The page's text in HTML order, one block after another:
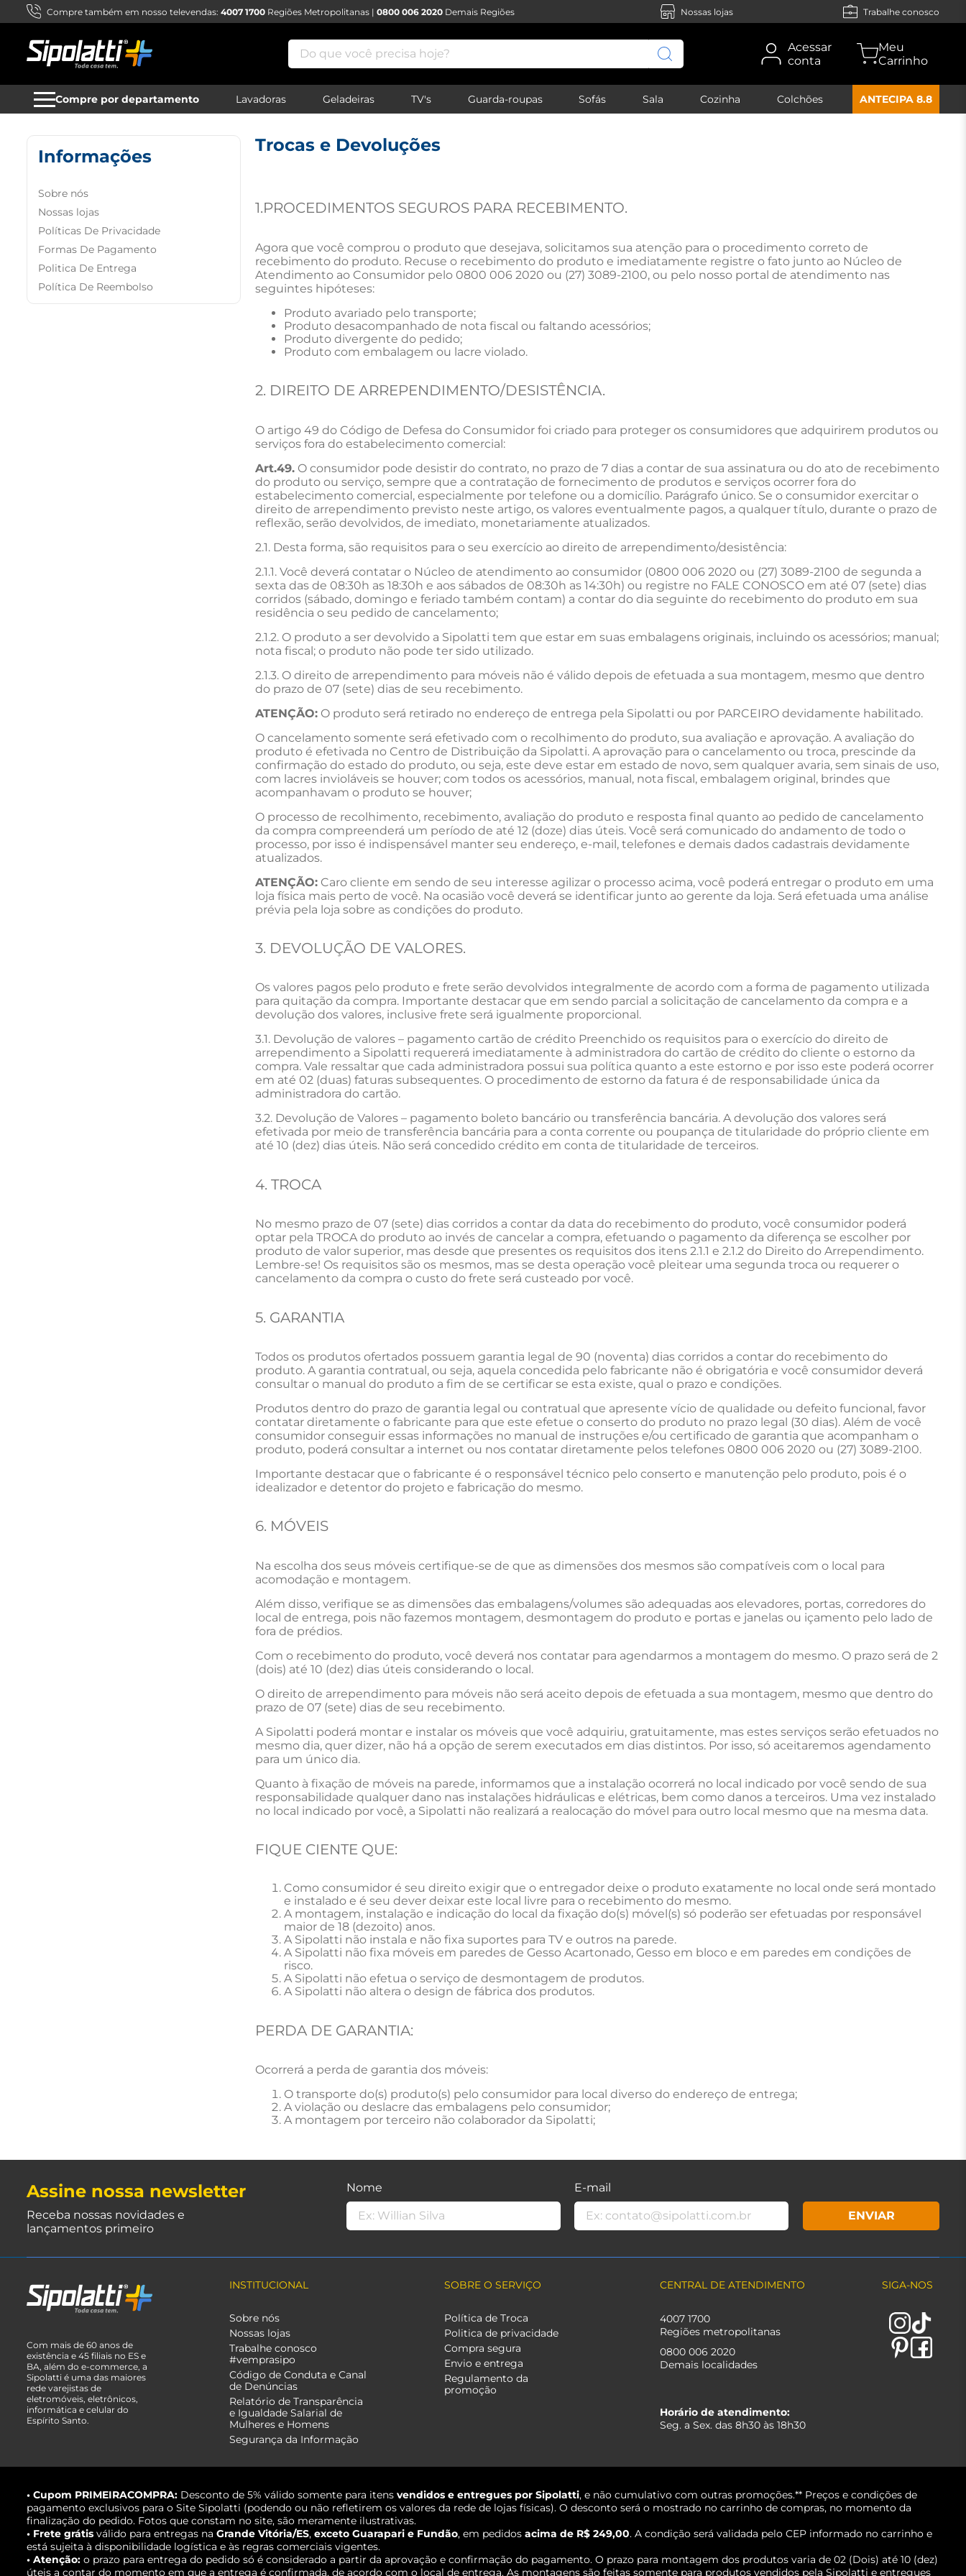
Compre também em nosso televendas: 4007 1700 Regiões Metropolitanas | 0800 006 2020 Demais Regiões Nossas lojas Trabalhe conosco
Do que você precisa hoje?
Acessar
conta
Compre por departamento Lavadoras Geladeiras TV's Guarda-roupas Sofás Sala Cozinha Colchões ANTECIPA 8.8
Informações
Sobre nós
Nossas lojas
Políticas De Privacidade
Formas De Pagamento
Politica De Entrega
Política De Reembolso
Trocas e Devoluções
1.PROCEDIMENTOS SEGUROS PARA RECEBIMENTO.
Agora que você comprou o produto que desejava, solicitamos sua atenção para o procedimento correto de
recebimento do produto. Recuse o recebimento do produto e imediatamente registre o fato junto ao Núcleo de
Atendimento ao Consumidor pelo 0800 006 2020 ou (27) 3089-2100, ou pelo nosso portal de atendimento nas
seguintes hipóteses:
Produto avariado pelo transporte;
Produto desacompanhado de nota fiscal ou faltando acessórios;
Produto divergente do pedido;
Produto com embalagem ou lacre violado.
2. DIREITO DE ARREPENDIMENTO/DESISTÊNCIA.
O artigo 49 do Código de Defesa do Consumidor foi criado para proteger os consumidores que adquirirem produtos ou
serviços fora do estabelecimento comercial:
Art.49.O consumidor pode desistir do contrato, no prazo de 7 dias a contar de sua assinatura ou do ato de recebimento
do produto ou serviço, sempre que a contratação de fornecimento de produtos e serviços ocorrer fora do
estabelecimento comercial, especialmente por telefone ou a domicílio. Parágrafo único. Se o consumidor exercitar o
direito de arrependimento previsto neste artigo, os valores eventualmente pagos, a qualquer título, durante o prazo de
reflexão, serão devolvidos, de imediato, monetariamente atualizados.
2.1. Desta forma, são requisitos para o seu exercício ao direito de arrependimento/desistência:
2.1.1. Você deverá contatar o Núcleo de atendimento ao consumidor (0800 006 2020 ou (27) 3089-2100 de segunda a
sexta das de 08:30h as 18:30h e aos sábados de 08:30h as 14:30h) ou registre no FALE CONOSCO em até 07 (sete) dias
corridos (sábado, domingo e feriado também contam) a contar do dia seguinte do recebimento do produto em sua
residência o seu pedido de cancelamento;
2.1.2. O produto a ser devolvido a Sipolatti tem que estar em suas embalagens originais, incluindo os acessórios; manual;
nota fiscal; o produto não pode ter sido utilizado.
2.1.3. O direito de arrependimento para móveis não é válido depois de efetuada a sua montagem, mesmo que dentro
do prazo de 07 (sete) dias de seu recebimento.
ATENÇÃO:O produto será retirado no endereço de entrega pela Sipolatti ou por PARCEIRO devidamente habilitado.
O cancelamento somente será efetivado com o recolhimento do produto, sua avaliação e aprovação. A avaliação do
produto é efetivada no Centro de Distribuição da Sipolatti. A aprovação para o cancelamento ou troca, prescinde da
confirmação do estado do produto, ou seja, este deve estar em estado de novo, sem qualquer avaria, sem sinais de uso,
com lacres invioláveis se houver; com todos os acessórios, manual, nota fiscal, embalagem original, brindes que
acompanhavam o produto se houver;
O processo de recolhimento, recebimento, avaliação do produto e resposta final quanto ao pedido de cancelamento
da compra compreenderá um período de até 12 (doze) dias úteis. Você será comunicado do andamento de todo o
processo, por isso é indispensável manter seu endereço, e-mail, telefones e demais dados cadastrais devidamente
atualizados.
ATENÇÃO:Caro cliente em sendo de seu interesse agilizar o processo acima, você poderá entregar o produto em uma
loja física mais perto de você. Na ocasião você deverá se identificar junto ao gerente da loja. Será efetuada uma análise
prévia pela loja sobre as condições do produto.
3. DEVOLUÇÃO DE VALORES.
Os valores pagos pelo produto e frete serão devolvidos integralmente de acordo com a forma de pagamento utilizada
para quitação da compra. Importante destacar que em sendo parcial a solicitação de cancelamento da compra e a
devolução dos valores, inclusive frete será igualmente proporcional.
3.1. Devolução de valores – pagamento cartão de crédito Preenchido os requisitos para o exercício do direito de
arrependimento a Sipolatti requererá imediatamente à administradora do cartão de crédito do cliente o estorno da
compra. Vale ressaltar que cada administradora possui sua política quanto a este estorno e por isso este poderá ocorrer
em até 02 (duas) faturas subsequentes. O procedimento de estorno da fatura é de responsabilidade única da
administradora do cartão.
3.2. Devolução de Valores – pagamento boleto bancário ou transferência bancária. A devolução dos valores será
efetivada por meio de transferência bancária para a conta corrente ou poupança de titularidade do próprio cliente em
até 10 (dez) dias úteis. Não será concedido crédito em conta de titularidade de terceiros.
4. TROCA
No mesmo prazo de 07 (sete) dias corridos a contar da data do recebimento do produto, você consumidor poderá
optar pela TROCA do produto ao invés de cancelar a compra, efetuando o pagamento da diferença se escolher por
produto de valor superior, mas desde que presentes os requisitos dos itens 2.1.1 e 2.1.2 do Direito do Arrependimento.
Lembre-se! Os requisitos são os mesmos, mas se desta operação você pleitear uma segunda troca ou requerer o
cancelamento da compra o custo do frete será custeado por você.
5. GARANTIA
Todos os produtos ofertados possuem garantia legal de 90 (noventa) dias corridos a contar do recebimento do
produto. A garantia contratual, ou seja, aquela concedida pelo fabricante não é obrigatória e você consumidor deverá
consultar o manual do produto a fim de se certificar se esta existe, qual o prazo e condições.
Produtos dentro do prazo de garantia legal ou contratual que apresente vício de qualidade ou defeito funcional, favor
contatar diretamente o fabricante para que este efetue o conserto do produto no prazo legal (30 dias). Além de você
consumidor conseguir essas informações no manual de instruções e/ou certificado de garantia que acompanham o
produto, poderá consultar a internet ou nos contatar diretamente pelos telefones 0800 006 2020 ou (27) 3089-2100.
Importante destacar que o fabricante é o responsável técnico pelo conserto e manutenção pelo produto, pois é o
idealizador e detentor do projeto e fabricação do mesmo.
6. MÓVEIS
Na escolha dos seus móveis certifique-se de que as dimensões dos mesmos são compatíveis com o local para
acomodação e montagem.
Além disso, verifique se as dimensões das embalagens/volumes são adequadas aos elevadores, portas, corredores do
local de entrega, pois não fazemos montagem, desmontagem do produto e portas e janelas ou içamento pelo lado de
fora de prédios.
Com o recebimento do produto, você deverá nos contatar para agendarmos a montagem do mesmo. O prazo será de 2
(dois) até 10 (dez) dias úteis considerando o local.
O direito de arrependimento para móveis não será aceito depois de efetuada a sua montagem, mesmo que dentro do
prazo de 07 (sete) dias de seu recebimento.
A Sipolatti poderá montar e instalar os móveis que você adquiriu, gratuitamente, mas estes serviços serão efetuados no
mesmo dia, quer dizer, não há a opção de serem executados em dias distintos. Por isso, só aceitaremos agendamento
para um único dia.
Quanto à fixação de móveis na parede, informamos que a instalação ocorrerá no local indicado por você sendo de sua
responsabilidade qualquer dano nas instalações hidráulicas e elétricas, bem como danos a terceiros. Uma vez instalado
no local indicado por você, a Sipolatti não realizará a realocação do móvel para outro local mesmo que na mesma data.
FIQUE CIENTE QUE:
Como consumidor é seu direito exigir que o entregador deixe o produto exatamente no local onde será montado
e instalado e é seu dever deixar este local livre para o recebimento do mesmo.
A montagem, instalação e indicação do local da fixação do(s) móvel(s) só poderão ser efetuadas por responsável
maior de 18 (dezoito) anos.
A Sipolatti não instala e não fixa suportes para TV e outros na parede.
A Sipolatti não fixa móveis em paredes de Gesso Acartonado, Gesso em bloco e em paredes em condições de
risco.
A Sipolatti não efetua o serviço de desmontagem de produtos.
A Sipolatti não altera o design de fábrica dos produtos.
PERDA DE GARANTIA:
Ocorrerá a perda de garantia dos móveis:
O transporte do(s) produto(s) pelo consumidor para local diverso do endereço de entrega;
A violação ou deslacre das embalagens pelo consumidor;
A montagem por terceiro não colaborador da Sipolatti;
Assine nossa newsletter
Receba nossas novidades e
lançamentos primeiro
Nome E-mail
ENVIAR
Com mais de 60 anos de
existência e 45 filiais no ES e
BA, além do e-commerce, a
Sipolatti é uma das maiores
rede varejistas de
eletromóveis, eletrônicos,
informática e celular do
Espírito Santo.
INSTITUCIONAL
Sobre nós
Nossas lojas
Trabalhe conosco
#vemprasipo
Código de Conduta e Canal
de Denúncias
Relatório de Transparência
e Igualdade Salarial de
Mulheres e Homens
Segurança da Informação
SOBRE O SERVIÇO
Política de Troca
Politica de privacidade
Compra segura
Envio e entrega
Regulamento da
promoção
CENTRAL DE ATENDIMENTO
4007 1700
Regiões metropolitanas
0800 006 2020
Demais localidades
Horário de atendimento:
Seg. a Sex. das 8h30 às 18h30
SIGA-NOS
• Cupom PRIMEIRACOMPRA: Desconto de 5% válido somente para itens vendidos e entregues por Sipolatti, e não cumulativo com outras promoções.** Preços e condições de
pagamento exclusivos para o Site Sipolatti (podendo ou não refletirem os valores da rede de lojas físicas). O desconto será o mostrado no carrinho de compras, no momento da
finalização do pedido. Fotos que constam no site, são meramente ilustrativas.
• Frete grátis válido para entregas na Grande Vitória/ES, exceto Guarapari e Fundão, em pedidos acima de R$ 249,00. A condição será validada pelo CEP informado no carrinho e
está sujeita à disponibilidade logística e às regras comerciais vigentes.
• Atenção: o prazo para entrega do pedido só é considerado a partir da aprovação e confirmação do pagamento. O prazo para montagem dos produtos varia de 02 (Dois) até 10 (dez)
úteis a contar do momento em que a entrega é confirmada, de acordo com o local de entrega. As montagens são feitas somente para produtos vendidos pela Sipolatti e entregues